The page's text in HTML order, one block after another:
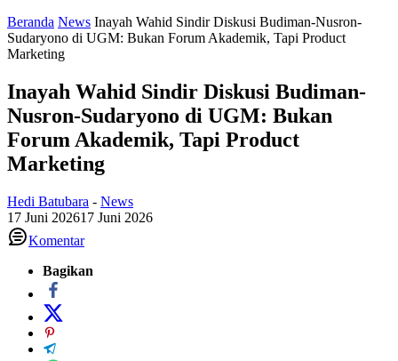
Beranda News Inayah Wahid Sindir Diskusi Budiman-Nusron-
Sudaryono di UGM: Bukan Forum Akademik, Tapi Product
Marketing
Inayah Wahid Sindir Diskusi Budiman-
Nusron-Sudaryono di UGM: Bukan
Forum Akademik, Tapi Product
Marketing
Hedi Batubara - News
17 Juni 202617 Juni 2026
Komentar
Bagikan